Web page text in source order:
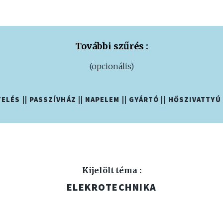
További szűrés :
(opcionális)
PASSZÍVHÁZ NAPELEM GYÁRTÓ HŐSZIVATTYÚ
Kijelölt téma :
ELEKROTECHNIKA